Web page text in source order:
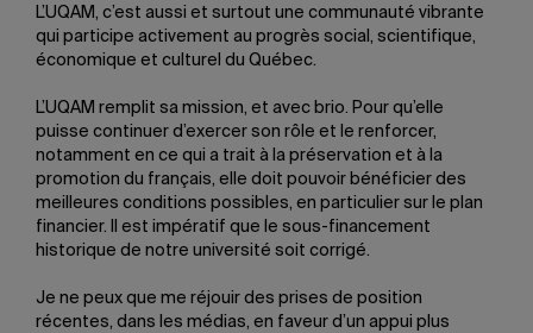
L’UQAM, c’est aussi et surtout une communauté vibrante
qui participe activement au progrès social, scientifique,
économique et culturel du Québec.
L’UQAM remplit sa mission, et avec brio. Pour qu’elle
puisse continuer d’exercer son rôle et le renforcer,
notamment en ce qui a trait à la préservation et à la
promotion du français, elle doit pouvoir bénéficier des
meilleures conditions possibles, en particulier sur le plan
financier. Il est impératif que le sous-financement
historique de notre université soit corrigé.
Je ne peux que me réjouir des prises de position
récentes, dans les médias, en faveur d’un appui plus